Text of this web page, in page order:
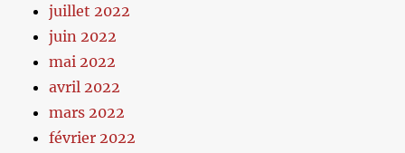
juillet 2022
juin 2022
mai 2022
avril 2022
mars 2022
février 2022